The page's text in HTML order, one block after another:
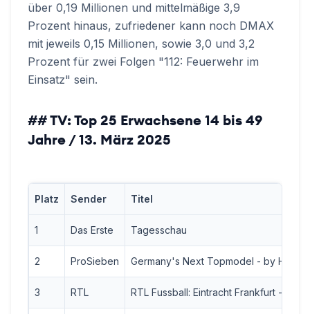
über 0,19 Millionen und mittelmäßige 3,9
Prozent hinaus, zufriedener kann noch DMAX
mit jeweils 0,15 Millionen, sowie 3,0 und 3,2
Prozent für zwei Folgen "112: Feuerwehr im
Einsatz" sein.
## TV: Top 25 Erwachsene 14 bis 49
Jahre / 13. März 2025
Platz Sender Titel
1 Das Erste Tagesschau
2 ProSieben Germany's Next Topmodel - by Heidi
3 RTL RTL Fussball: Eintracht Frankfurt - Ajax